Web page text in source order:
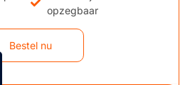
opzegbaar
Bestel nu